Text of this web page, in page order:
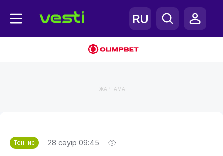
ЖАРНАМА
Теннис 28 сәуір 09:45